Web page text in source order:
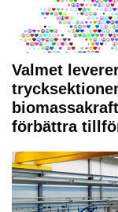
Valmet
förbättra